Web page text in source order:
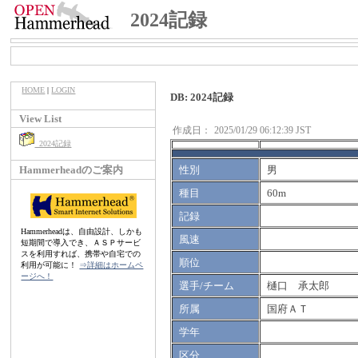
2024記録
HOME |LOGIN
View List
2024記録
Hammerheadのご案内
Hammerheadは、自由設計、しかも
短期間で導入でき、ＡＳＰサービ
スを利用すれば、携帯や自宅での
利用が可能に！ ⇒詳細はホームペ
ージへ！
DB: 2024記録
作成日： 2025/01/29 06:12:39 JST
性別
男
種目
60m
記録
風速
順位
選手/チーム
樋口 承太郎
所属
国府ＡＴ
学年
区分